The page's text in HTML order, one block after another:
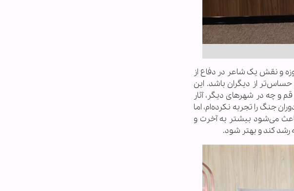
و نقش یک شاعر در دفاع از
از دیگران باشد. این
و چه در شهرهای دیگر، آثار
جنگ را تجربه نکرده‌ام، اما
می‌شود بیشتر به آخرت و
رشد کند و بهتر شود.